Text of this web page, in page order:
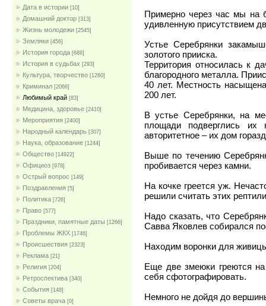
Дата в истории [10]
Домашний доктор [313]
Жизнь молодежи [2545]
Земляки [456]
История города [688]
История в судьбах [293]
Культура, творчество [1260]
Криминал [2066]
Любимый край [83]
Медицина, здоровье [2410]
Мероприятия [2400]
Народный календарь [307]
Наука, образование [1244]
Общество [14922]
Официоз [978]
Острый вопрос [149]
Поздравления [5]
Политика [726]
Право [577]
Праздники, памятные даты [1266]
Проблемы ЖКХ [1746]
Проиcшествия [2323]
Реклама [21]
Религия [204]
Ретроспектива [340]
События [148]
Советы врача [0]
Примерно через час мы на
удивленную присутствием
Устье Серебрянки
золотого прииска.
Территория относилась к
благородного металла.
40 лет. Местность
200 лет.
В устье Серебрянки, на
площади подверглись их
авторитетное – их дом
Выше по течению
пробивается через камни.
На кочке греется уж.
решили считать этих
Надо сказать, что
Савва Яковлев собирался
Находим воронки для
Еще две змеюки греются
себя сфотографировать.
Немного не дойдя до